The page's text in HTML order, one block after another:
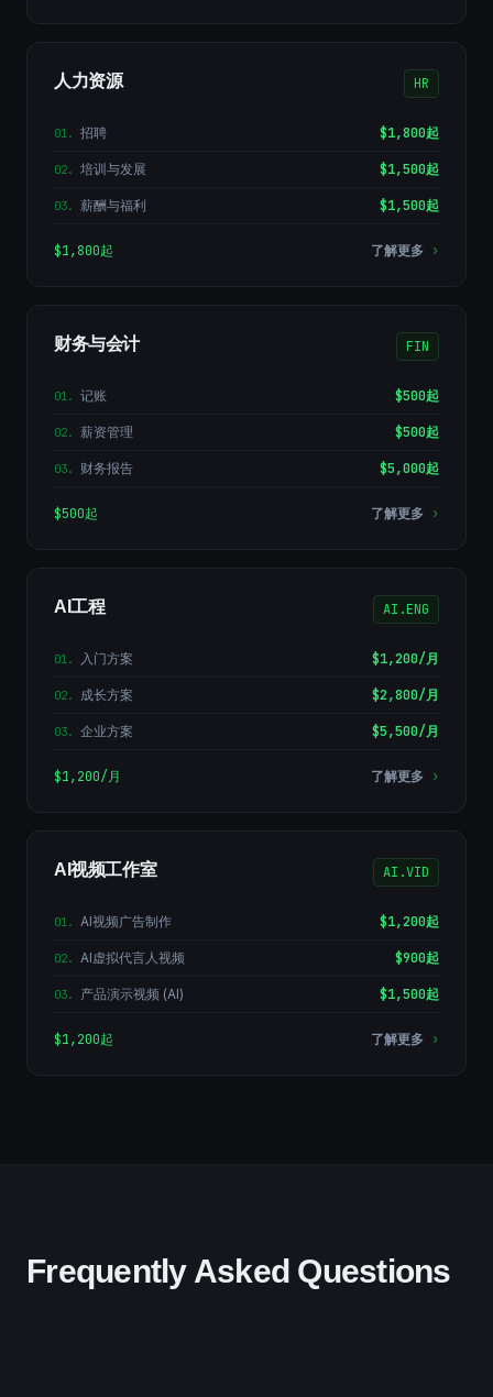
人力资源 HR
01. 招聘 $1,800起
02. 培训与发展 $1,500起
03. 薪酬与福利 $1,500起
$1,800起 了解更多 ›
财务与会计 FIN
01. 记账 $500起
02. 薪资管理 $500起
03. 财务报告 $5,000起
$500起 了解更多 ›
AI工程 AI.ENG
01. 入门方案 $1,200/月
02. 成长方案 $2,800/月
03. 企业方案 $5,500/月
$1,200/月 了解更多 ›
AI视频工作室 AI.VID
01. AI视频广告制作 $1,200起
02. AI虚拟代言人视频 $900起
03. 产品演示视频 (AI) $1,500起
$1,200起 了解更多 ›
Frequently Asked Questions